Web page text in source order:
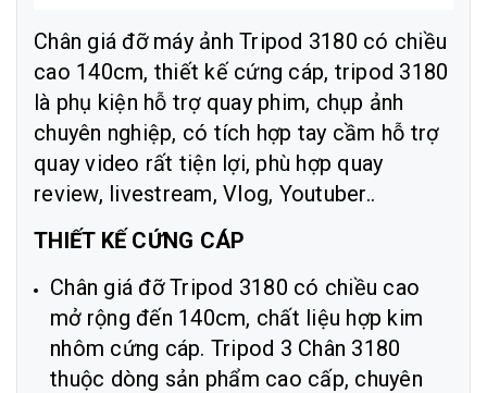
Chân giá đỡ máy ảnh Tripod 3180 có chiều
cao 140cm, thiết kế cứng cáp, tripod 3180
là phụ kiện hỗ trợ quay phim, chụp ảnh
chuyên nghiệp, có tích hợp tay cầm hỗ trợ
quay video rất tiện lợi, phù hợp quay
review, livestream, Vlog, Youtuber..
THIẾT KẾ CỨNG CÁP
Chân giá đỡ Tripod 3180 có chiều cao
mở rộng đến 140cm, chất liệu hợp kim
nhôm cứng cáp. Tripod 3 Chân 3180
thuộc dòng sản phẩm cao cấp, chuyên